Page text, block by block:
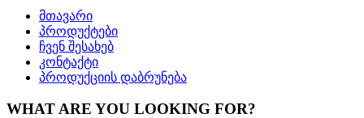
მთავარი
პროდუქტები
ჩვენ შესახებ
კონტაქტი
პროდუქციის დაბრუნება
WHAT ARE YOU LOOKING FOR?